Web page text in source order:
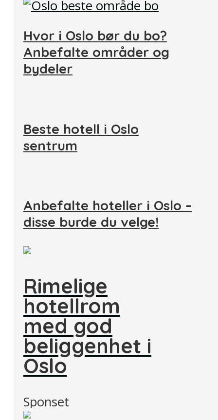
Hvor i Oslo bør du bo?
Anbefalte områder og
bydeler
Beste hotell i Oslo
sentrum
Anbefalte hoteller i Oslo –
disse burde du velge!
Rimelige
hotellrom
med god
beliggenhet i
Oslo
Sponset